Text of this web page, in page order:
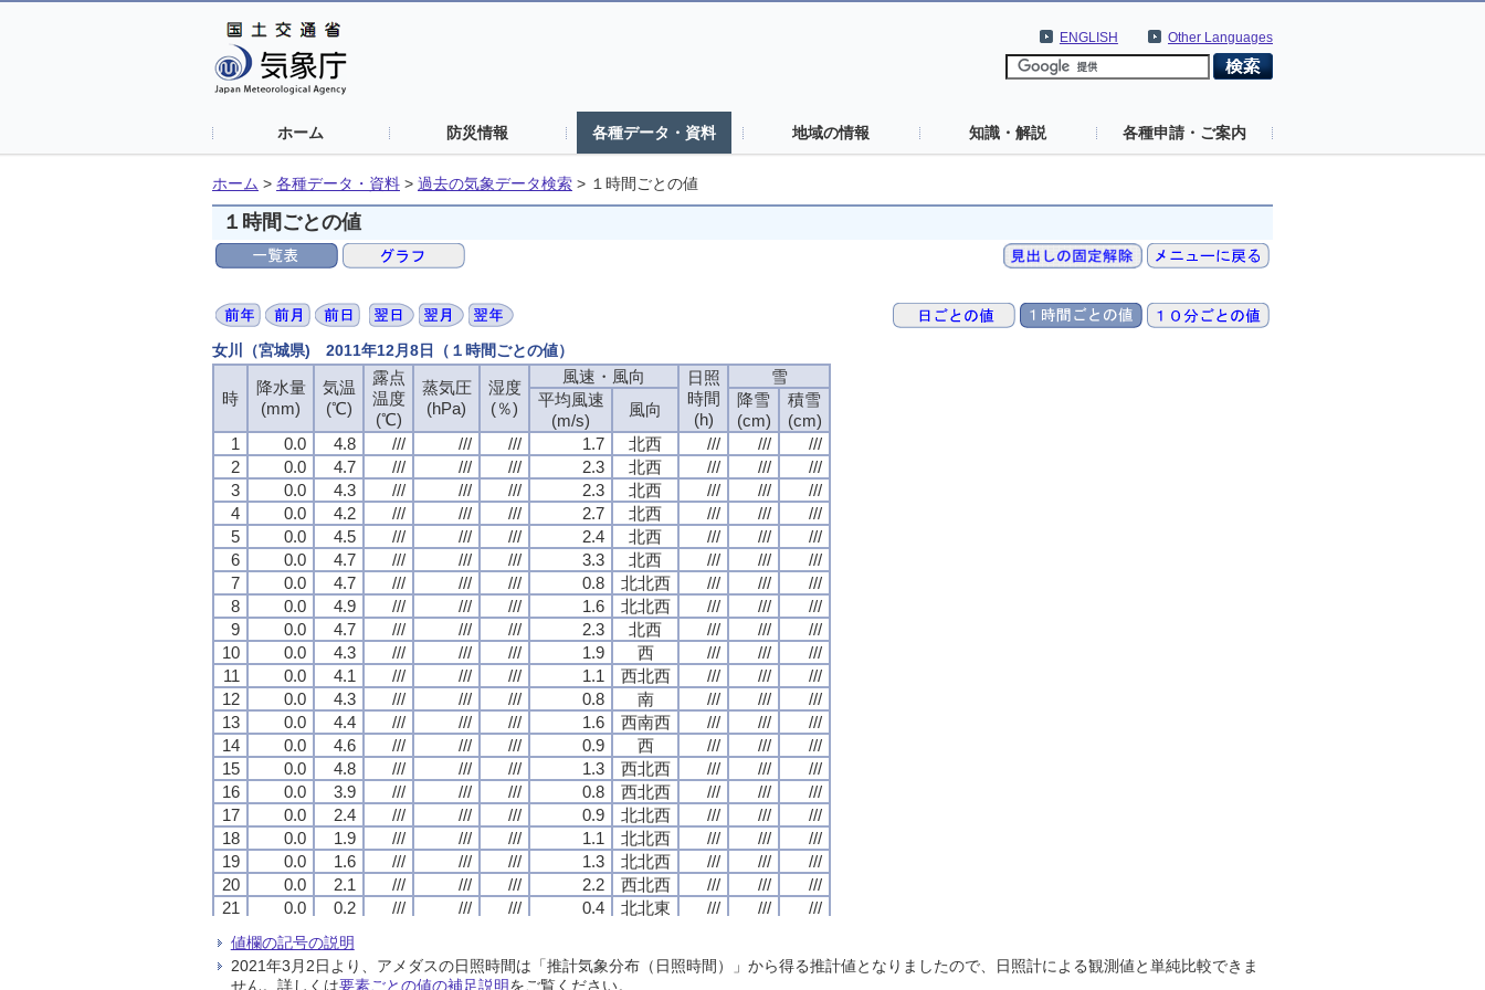
Other Languages
ENGLISH
ホーム 防災情報 各種データ・資料 地域の情報 知識・解説 各種申請・ご案内
ホーム > 各種データ・資料 > 過去の気象データ検索 > １時間ごとの値
１時間ごとの値
女川（宮城県) 2011年12月8日（１時間ごとの値）
時
降水量
(mm)
気温
(℃)
露点
温度
(℃)
蒸気圧
(hPa)
湿度
(％)
風速・風向
日照
時間
(h)
雪
平均風速
(m/s)
風向
降雪
(cm)
積雪
(cm)
1
0.0 4.8 /// /// /// 1.7 北西 /// ///
///
2
0.0 4.7 /// /// /// 2.3 北西 /// ///
///
3
0.0 4.3 /// /// /// 2.3 北西 /// ///
///
4
0.0 4.2 /// /// /// 2.7 北西 /// ///
///
5
0.0 4.5 /// /// /// 2.4 北西 /// ///
///
6
0.0 4.7 /// /// /// 3.3 北西 /// ///
///
7
0.0 4.7 /// /// /// 0.8 北北西 /// ///
///
8
0.0 4.9 /// /// /// 1.6 北北西 /// ///
///
9
0.0 4.7 /// /// /// 2.3 北西 /// ///
///
10
0.0 4.3 /// /// /// 1.9 西 /// ///
///
11
0.0 4.1 /// /// /// 1.1 西北西 /// ///
///
12
0.0 4.3 /// /// /// 0.8 南 /// ///
///
13
0.0 4.4 /// /// /// 1.6 西南西 /// ///
///
14
0.0 4.6 /// /// /// 0.9 西 /// ///
///
15
0.0 4.8 /// /// /// 1.3 西北西 /// ///
///
16
0.0 3.9 /// /// /// 0.8 西北西 /// ///
///
17
0.0 2.4 /// /// /// 0.9 北北西 /// ///
///
18
0.0 1.9 /// /// /// 1.1 北北西 /// ///
///
19
0.0 1.6 /// /// /// 1.3 北北西 /// ///
///
20
0.0 2.1 /// /// /// 2.2 西北西 /// ///
///
21
0.0 0.2 /// /// /// 0.4 北北東 /// ///
///
23
0.0 1.6 西北西
///
24
0.0 -0.1 /// /// /// 0.2 静穏 /// /// ///
時
降水量
(mm)
気温
(℃)
露点
温度
(℃)
蒸気圧
(hPa)
湿度
(％)
風速・風向
日照
時間
(h)
雪
平均風速
(m/s)
風向
降雪
(cm)
積雪
(cm)
1
0.0 4.8 /// /// /// 1.7 北西 /// ///
///
2
0.0 4.7 /// /// /// 2.3 北西 /// ///
///
3
0.0 4.3 /// /// /// 2.3 北西 /// ///
///
4
0.0 4.2 /// /// /// 2.7 北西 /// ///
///
5
0.0 4.5 /// /// /// 2.4 北西 /// ///
///
6
0.0 4.7 /// /// /// 3.3 北西 /// ///
///
7
0.0 4.7 /// /// /// 0.8 北北西 /// ///
///
8
0.0 4.9 /// /// /// 1.6 北北西 /// ///
///
9
0.0 4.7 /// /// /// 2.3 北西 /// ///
///
10
0.0 4.3 /// /// /// 1.9 西 /// ///
///
11
0.0 4.1 /// /// /// 1.1 西北西 /// ///
///
12
0.0 4.3 /// /// /// 0.8 南 /// ///
///
13
0.0 4.4 /// /// /// 1.6 西南西 /// ///
///
14
0.0 4.6 /// /// /// 0.9 西 /// ///
///
15
0.0 4.8 /// /// /// 1.3 西北西 /// ///
///
16
0.0 3.9 /// /// /// 0.8 西北西 /// ///
///
17
0.0 2.4 /// /// /// 0.9 北北西 /// ///
///
18
0.0 1.9 /// /// /// 1.1 北北西 /// ///
///
19
0.0 1.6 /// /// /// 1.3 北北西 /// ///
///
20
0.0 2.1 /// /// /// 2.2 西北西 /// ///
///
21
0.0 0.2 /// /// /// 0.4 北北東 /// ///
///
23
0.0 1.6 西北西
///
24
0.0 -0.1 /// /// /// 0.2 静穏 /// /// ///
時
降水量
(mm)
気温
(℃)
露点
温度
(℃)
蒸気圧
(hPa)
湿度
(％)
風速・風向
日照
時間
(h)
雪
平均風速
(m/s)
風向
降雪
(cm)
積雪
(cm)
1
0.0 4.8 /// /// /// 1.7 北西 /// ///
///
2
0.0 4.7 /// /// /// 2.3 北西 /// ///
///
3
0.0 4.3 /// /// /// 2.3 北西 /// ///
///
4
0.0 4.2 /// /// /// 2.7 北西 /// ///
///
5
0.0 4.5 /// /// /// 2.4 北西 /// ///
///
6
0.0 4.7 /// /// /// 3.3 北西 /// ///
///
7
0.0 4.7 /// /// /// 0.8 北北西 /// ///
///
8
0.0 4.9 /// /// /// 1.6 北北西 /// ///
///
9
0.0 4.7 /// /// /// 2.3 北西 /// ///
///
10
0.0 4.3 /// /// /// 1.9 西 /// ///
///
11
0.0 4.1 /// /// /// 1.1 西北西 /// ///
///
12
0.0 4.3 /// /// /// 0.8 南 /// ///
///
13
0.0 4.4 /// /// /// 1.6 西南西 /// ///
///
14
0.0 4.6 /// /// /// 0.9 西 /// ///
///
15
0.0 4.8 /// /// /// 1.3 西北西 /// ///
///
16
0.0 3.9 /// /// /// 0.8 西北西 /// ///
///
17
0.0 2.4 /// /// /// 0.9 北北西 /// ///
///
18
0.0 1.9 /// /// /// 1.1 北北西 /// ///
///
19
0.0 1.6 /// /// /// 1.3 北北西 /// ///
///
20
0.0 2.1 /// /// /// 2.2 西北西 /// ///
///
21
0.0 0.2 /// /// /// 0.4 北北東 /// ///
///
23
0.0 1.6 西北西
///
24
0.0 -0.1 /// /// /// 0.2 静穏 /// /// ///
時
降水量
(mm)
気温
(℃)
露点
温度
(℃)
蒸気圧
(hPa)
湿度
(％)
風速・風向
日照
時間
(h)
雪
平均風速
(m/s)
風向
降雪
(cm)
積雪
(cm)
1
0.0 4.8 /// /// /// 1.7 北西 /// ///
///
2
0.0 4.7 /// /// /// 2.3 北西 /// ///
///
3
0.0 4.3 /// /// /// 2.3 北西 /// ///
///
4
0.0 4.2 /// /// /// 2.7 北西 /// ///
///
5
0.0 4.5 /// /// /// 2.4 北西 /// ///
///
6
0.0 4.7 /// /// /// 3.3 北西 /// ///
///
7
0.0 4.7 /// /// /// 0.8 北北西 /// ///
///
8
0.0 4.9 /// /// /// 1.6 北北西 /// ///
///
9
0.0 4.7 /// /// /// 2.3 北西 /// ///
///
10
0.0 4.3 /// /// /// 1.9 西 /// ///
///
11
0.0 4.1 /// /// /// 1.1 西北西 /// ///
///
12
0.0 4.3 /// /// /// 0.8 南 /// ///
///
13
0.0 4.4 /// /// /// 1.6 西南西 /// ///
///
14
0.0 4.6 /// /// /// 0.9 西 /// ///
///
15
0.0 4.8 /// /// /// 1.3 西北西 /// ///
///
16
0.0 3.9 /// /// /// 0.8 西北西 /// ///
///
17
0.0 2.4 /// /// /// 0.9 北北西 /// ///
///
18
0.0 1.9 /// /// /// 1.1 北北西 /// ///
///
19
0.0 1.6 /// /// /// 1.3 北北西 /// ///
///
20
0.0 2.1 /// /// /// 2.2 西北西 /// ///
///
21
0.0 0.2 /// /// /// 0.4 北北東 /// ///
///
23
0.0 1.6 西北西
///
24
0.0 -0.1 /// /// /// 0.2 静穏 /// /// ///
値欄の記号の説明
2021年3月2日より、アメダスの日照時間は「推計気象分布（日照時間）」から得る推計値となりましたので、日照計による観測値と単純比較できま
せん。詳しくは要素ごとの値の補足説明をご覧ください。